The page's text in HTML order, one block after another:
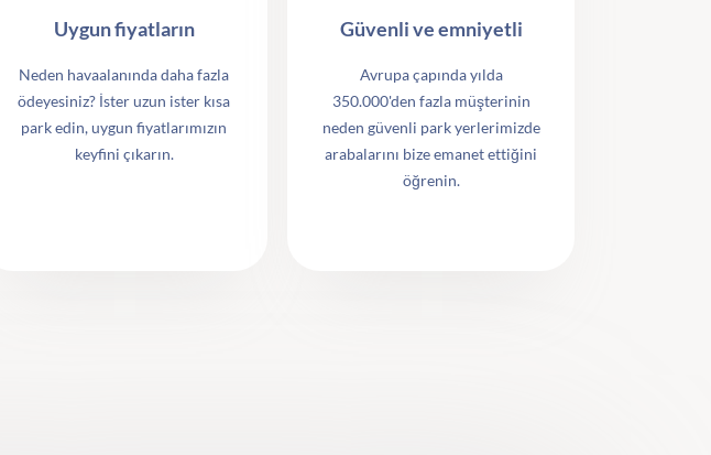
Uygun fiyatların
Neden havaalanında daha fazla
ödeyesiniz? İster uzun ister kısa
park edin, uygun fiyatlarımızın
keyfini çıkarın.
Güvenli ve emniyetli
Avrupa çapında yılda
350.000'den fazla müşterinin
neden güvenli park yerlerimizde
arabalarını bize emanet ettiğini
öğrenin.